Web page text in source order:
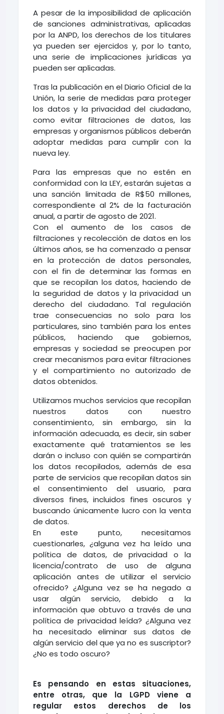
A pesar de la imposibilidad de aplicación
de sanciones administrativas, aplicadas
por la ANPD, los derechos de los titulares
ya pueden ser ejercidos y, por lo tanto,
una serie de implicaciones jurídicas ya
pueden ser aplicadas.
Tras la publicación en el Diario Oficial de la
Unión, la serie de medidas para proteger
los datos y la privacidad del ciudadano,
como evitar filtraciones de datos, las
empresas y organismos públicos deberán
adoptar medidas para cumplir con la
nueva ley.
Para las empresas que no estén en
conformidad con la LEY, estarán sujetas a
una sanción limitada de R$50 millones,
correspondiente al 2% de la facturación
anual, a partir de agosto de 2021.
Con el aumento de los casos de
filtraciones y recolección de datos en los
últimos años, se ha comenzado a pensar
en la protección de datos personales,
con el fin de determinar las formas en
que se recopilan los datos, haciendo de
la seguridad de datos y la privacidad un
derecho del ciudadano. Tal regulación
trae consecuencias no solo para los
particulares, sino también para los entes
públicos, haciendo que gobiernos,
empresas y sociedad se preocupen por
crear mecanismos para evitar filtraciones
y el compartimiento no autorizado de
datos obtenidos.
Utilizamos muchos servicios que recopilan
nuestros datos con nuestro
consentimiento, sin embargo, sin la
información adecuada, es decir, sin saber
exactamente qué tratamientos se les
darán o incluso con quién se compartirán
los datos recopilados, además de esa
parte de servicios que recopilan datos sin
el consentimiento del usuario, para
diversos fines, incluidos fines oscuros y
buscando únicamente lucro con la venta
de datos.
En este punto, necesitamos
cuestionarles, ¿alguna vez ha leído una
política de datos, de privacidad o la
licencia/contrato de uso de alguna
aplicación antes de utilizar el servicio
ofrecido? ¿Alguna vez se ha negado a
usar algún servicio, debido a la
información que obtuvo a través de una
política de privacidad leída? ¿Alguna vez
ha necesitado eliminar sus datos de
algún servicio del que ya no es suscriptor?
¿No es todo oscuro?
Es pensando en estas situaciones,
entre otras, que la LGPD viene a
regular estos derechos de los